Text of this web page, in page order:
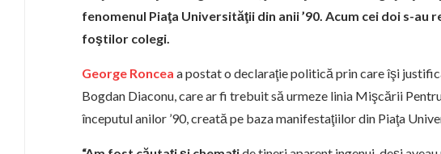
fenomenul Piaţa Universităţii din anii ’90. Acum cei doi s-au
foştilor colegi.
George Roncea a postat o declaraţie politică prin care îşi
Bogdan Diaconu, care ar fi trebuit să urmeze linia Mişcării
începutul anilor ’90, creată pe baza manifestaţiilor din Piaţa